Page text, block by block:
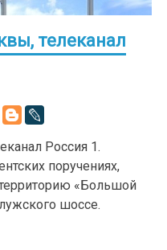
телеканал
Россия 1.
поручениях,
«Большой
шоссе.